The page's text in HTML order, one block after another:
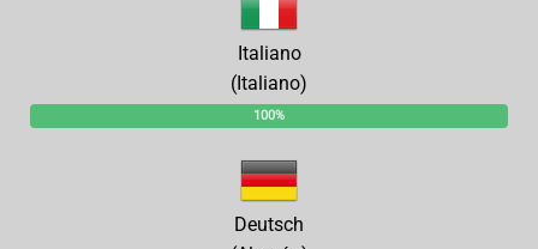
Italiano
(Italiano)
100%
Deutsch